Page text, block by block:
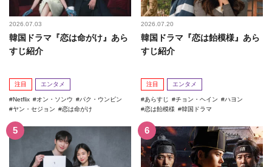
2026.07.03
韓国ドラマ『恋は命がけ』あら
すじ紹介
注目 エンタメ
Netflix オン・ソンウ
パク・ウンビン
ヤン・セジョン
恋は命がけ
2026.07.20
韓国ドラマ『恋は飴模様』あら
すじ紹介
注目 エンタメ
あらすじ チョン・ヘイン
ハヨン
恋は飴模様
韓国ドラマ